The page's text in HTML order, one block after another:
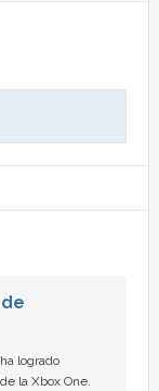
logrado
la Xbox One.